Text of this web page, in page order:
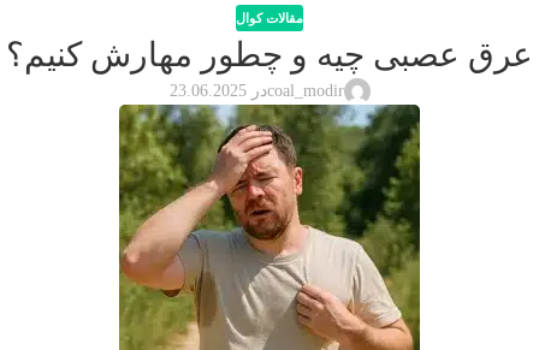
مقالات کوال
عرق عصبی چیه و چطور مهارش کنیم؟
coal_modirدر 23.06.2025